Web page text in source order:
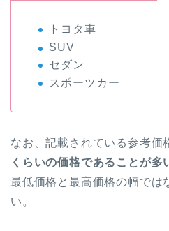
トヨタ車
SUV
セダン
スポーツカー
なお、記載されている参考価
くらいの価格であることが多
最低価格と最高価格の幅では
い。